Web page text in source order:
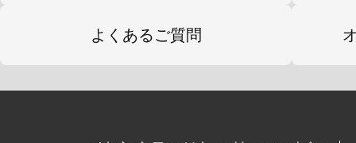
※画像は試作品です。実際の商品と
よくあるご質問